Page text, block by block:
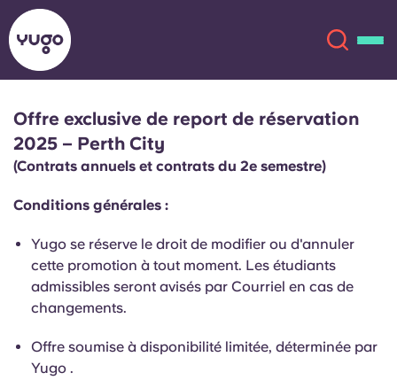
À propos
Plus
English (GB)
Català Deutsch
Offre exclusive de report de réservation
2025 – Perth City
(Contrats annuels et contrats du 2e semestre)
Conditions générales :
Yugo se réserve le droit de modifier ou d'annuler
cette promotion à tout moment. Les étudiants
admissibles seront avisés par Courriel en cas de
changements.
Offre soumise à disponibilité limitée, déterminée par
Yugo .